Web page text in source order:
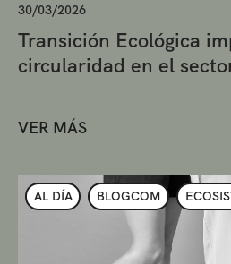
30/03/2026
Transición Ecológica
circularidad en el
VER MÁS
AL DÍA BLOGCOM